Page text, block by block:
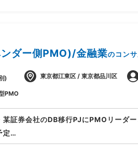
後続フェーズに向けた要件整理と、開
ダー側PMO)/金融業のコン
) 東京都江東区 / 東京都品川区
PMO
某証券会社のDB移行PJにPMOリーダ
定
ASE→DB2マイグレーションPJ全